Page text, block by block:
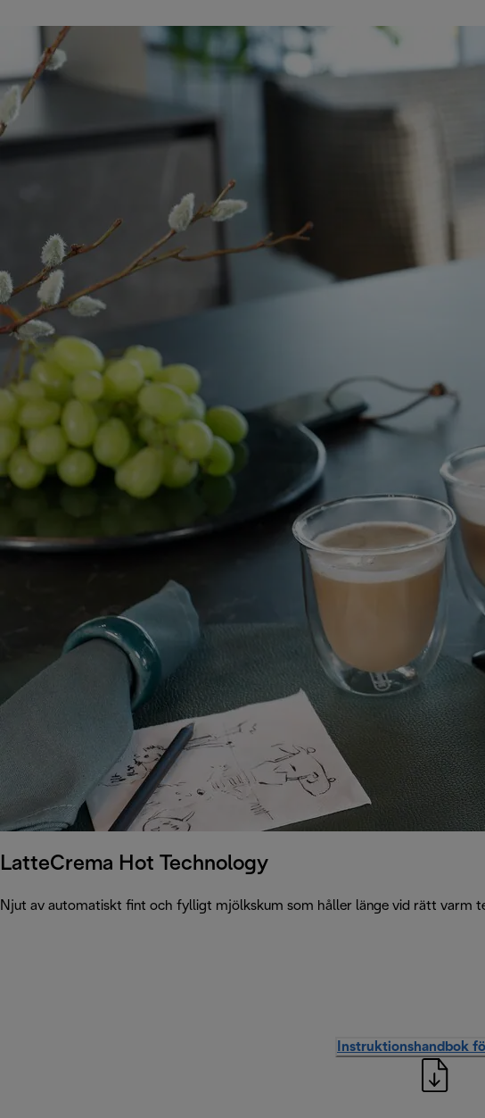
LatteCrema Hot Technology
Njut av automatiskt fint och fylligt mjölkskum som håller länge vid rätt varm
Instruktionshandbok